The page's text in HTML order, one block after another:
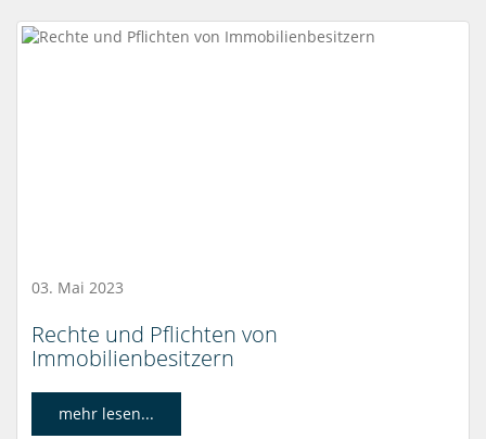
03. Mai 2023
Rechte und Pflichten von
Immobilienbesitzern
mehr lesen...